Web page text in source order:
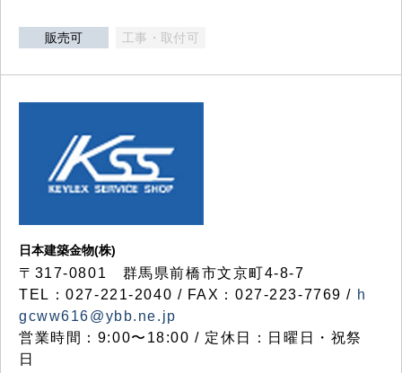
販売可 工事・取付可
日本建築金物(株)
〒317‐0801 群馬県前橋市文京町4-8-7
TEL：027-221-2040 / FAX：027-223-7769 / h
gcww616@ybb.ne.jp
営業時間：9:00〜18:00 / 定休日：日曜日・祝祭
日